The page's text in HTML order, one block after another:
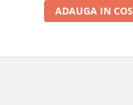
ADAUGA IN COS